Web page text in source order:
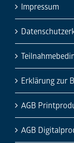
Impressum
Erklärung zur
AGB
AGB